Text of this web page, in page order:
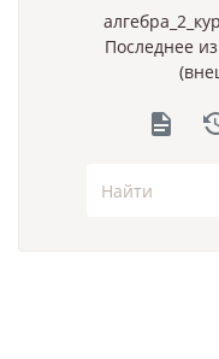
Последнее